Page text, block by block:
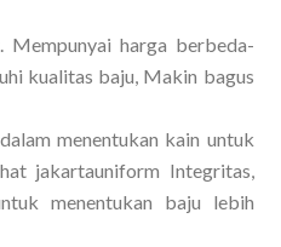
Mempunyai harga berbeda-
kualitas baju, Makin bagus
menentukan kain untuk
jakartauniform Integritas,
menentukan baju lebih